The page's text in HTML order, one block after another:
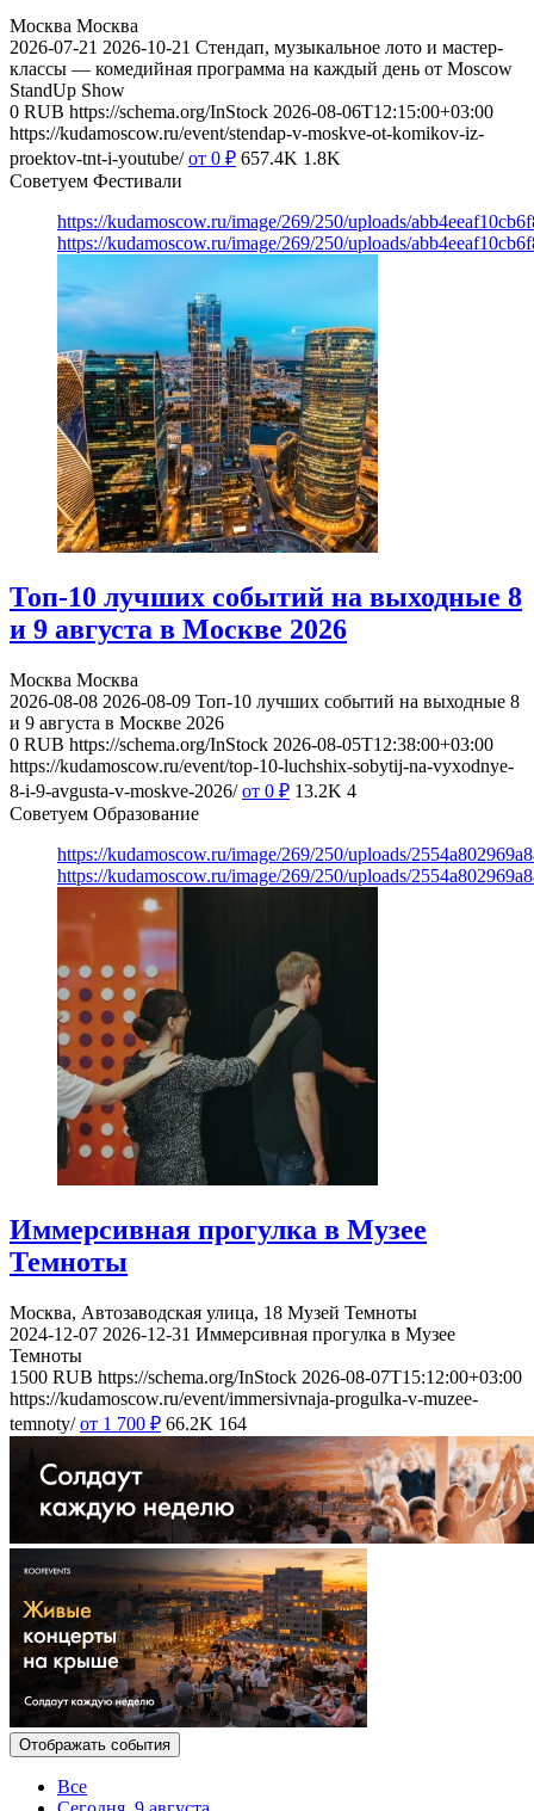
Москва Москва
2026-07-21 2026-10-21 Стендап, музыкальное лото и мастер-
классы — комедийная программа на каждый день от Moscow
StandUp Show
0 RUB https://schema.org/InStock 2026-08-06T12:15:00+03:00
https://kudamoscow.ru/event/stendap-v-moskve-ot-komikov-iz-
proektov-tnt-i-youtube/ от 0 ₽ 657.4K 1.8K
Советуем Фестивали
https://kudamoscow.ru/image/269/250/uploads/
https://kudamoscow.ru/image/269/250/uploads/
Топ-10 лучших событий на выходные 8
и 9 августа в Москве 2026
Москва Москва
2026-08-08 2026-08-09 Топ-10 лучших событий на выходные 8
и 9 августа в Москве 2026
0 RUB https://schema.org/InStock 2026-08-05T12:38:00+03:00
https://kudamoscow.ru/event/top-10-luchshix-sobytij-na-vyxodnye-
8-i-9-avgusta-v-moskve-2026/ от 0 ₽ 13.2K 4
Советуем Образование
https://kudamoscow.ru/image/269/250/uploads/
https://kudamoscow.ru/image/269/250/uploads/
Иммерсивная прогулка в Музее
Темноты
Москва, Автозаводская улица, 18 Музей Темноты
2024-12-07 2026-12-31 Иммерсивная прогулка в Музее
Темноты
1500 RUB https://schema.org/InStock 2026-08-07T15:12:00+03:00
https://kudamoscow.ru/event/immersivnaja-progulka-v-muzee-
temnoty/ от 1 700 ₽ 66.2K 164
Отображать события
Все